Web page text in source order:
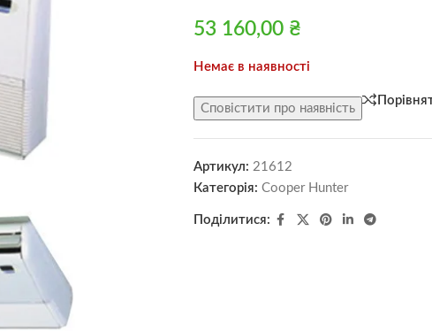
53 160,00 ₴
Немає в наявності
Сповістити про наявність
Артикул: 21612
Категорія: Cooper Hunter
Поділитися: